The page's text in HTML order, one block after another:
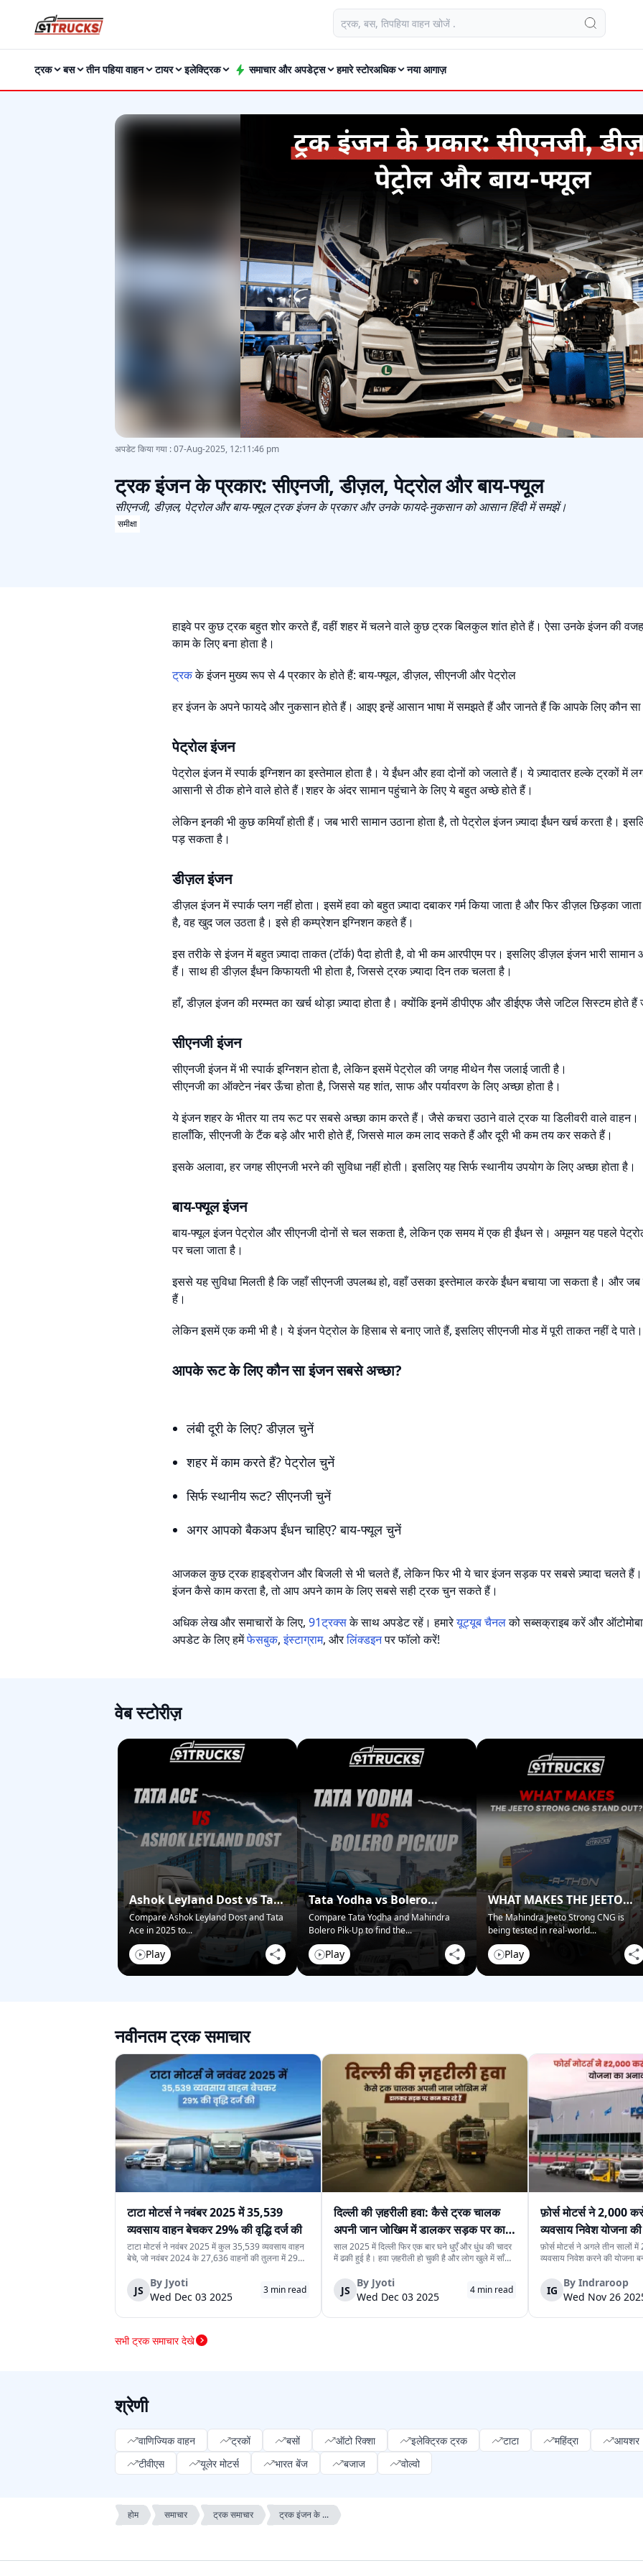
ट्रक बस तीन पहिया वाहन टायर इलेक्ट्रिक समाचार और अपडेट्स हमारे स्टोरअधिक नया आगाज़
अपडेट किया गया :07-Aug-2025, 12:11:46 pm
ट्रक इंजन के प्रकार: सीएनजी, डीज़ल, पेट्रोल और बाय-फ्यूल
सीएनजी, डीज़ल, पेट्रोल और बाय-फ्यूल ट्रक इंजन के प्रकार और उनके फायदे-नुकसान को आसान हिंदी में समझें।
समीक्षा
हाइवे पर कुछ ट्रक बहुत शोर करते हैं, वहीं शहर में चलने वाले कुछ ट्रक बिलकुल शांत होते हैं। ऐसा उनके इंजन की
काम के लिए बना होता है।
ट्रकके इंजन मुख्य रूप से 4 प्रकार के होते हैं: बाय-फ्यूल, डीज़ल, सीएनजी और पेट्रोल
हर इंजन के अपने फायदे और नुकसान होते हैं। आइए इन्हें आसान भाषा में समझते हैं और जानते हैं कि आपके लिए कौन
पेट्रोल इंजन
पेट्रोल इंजन में स्पार्क इग्निशन का इस्तेमाल होता है। ये ईंधन और हवा दोनों को जलाते हैं। ये ज़्यादातर हल्के ट्रकों में
आसानी से ठीक होने वाले होते हैं।शहर के अंदर सामान पहुंचाने के लिए ये बहुत अच्छे होते हैं।
लेकिन इनकी भी कुछ कमियाँ होती हैं। जब भारी सामान उठाना होता है, तो पेट्रोल इंजन ज़्यादा ईंधन खर्च करता है।
पड़ सकता है।
डीज़ल इंजन
डीज़ल इंजन में स्पार्क प्लग नहीं होता। इसमें हवा को बहुत ज़्यादा दबाकर गर्म किया जाता है और फिर डीज़ल छिड़का
है, वह खुद जल उठता है। इसे ही कम्प्रेशन इग्निशन कहते हैं।
इस तरीके से इंजन में बहुत ज़्यादा ताकत (टॉर्क) पैदा होती है, वो भी कम आरपीएम पर। इसलिए डीज़ल इंजन भारी
हैं। साथ ही डीज़ल ईंधन किफायती भी होता है, जिससे ट्रक ज़्यादा दिन तक चलता है।
हाँ, डीज़ल इंजन की मरम्मत का खर्च थोड़ा ज़्यादा होता है। क्योंकि इनमें डीपीएफ और डीईएफ जैसे जटिल सिस्टम होते
सीएनजी इंजन
सीएनजी इंजन में भी स्पार्क इग्निशन होता है, लेकिन इसमें पेट्रोल की जगह मीथेन गैस जलाई जाती है।
सीएनजी का ऑक्टेन नंबर ऊँचा होता है, जिससे यह शांत, साफ और पर्यावरण के लिए अच्छा होता है।
ये इंजन शहर के भीतर या तय रूट पर सबसे अच्छा काम करते हैं। जैसे कचरा उठाने वाले ट्रक या डिलीवरी वाले वाहन।
हालाँकि, सीएनजी के टैंक बड़े और भारी होते हैं, जिससे माल कम लाद सकते हैं और दूरी भी कम तय कर सकते हैं।
इसके अलावा, हर जगह सीएनजी भरने की सुविधा नहीं होती। इसलिए यह सिर्फ स्थानीय उपयोग के लिए अच्छा होता है।
बाय-फ्यूल इंजन
बाय-फ्यूल इंजन पेट्रोल और सीएनजी दोनों से चल सकता है, लेकिन एक समय में एक ही ईंधन से। अमूमन यह पहले पेट्रोल
पर चला जाता है।
इससे यह सुविधा मिलती है कि जहाँ सीएनजी उपलब्ध हो, वहाँ उसका इस्तेमाल करके ईंधन बचाया जा सकता है। और
हैं।
लेकिन इसमें एक कमी भी है। ये इंजन पेट्रोल के हिसाब से बनाए जाते हैं, इसलिए सीएनजी मोड में पूरी ताकत नहीं दे पाते।
आपके रूट के लिए कौन सा इंजन सबसे अच्छा?
लंबी दूरी के लिए? डीज़ल चुनें
शहर में काम करते हैं? पेट्रोल चुनें
सिर्फ स्थानीय रूट? सीएनजी चुनें
अगर आपको बैकअप ईंधन चाहिए? बाय-फ्यूल चुनें
आजकल कुछ ट्रक हाइड्रोजन और बिजली से भी चलते हैं, लेकिन फिर भी ये चार इंजन सड़क पर सबसे ज़्यादा चलते
इंजन कैसे काम करता है, तो आप अपने काम के लिए सबसे सही ट्रक चुन सकते हैं।
अधिक लेख और समाचारों के लिए, 91ट्रक्सके साथ अपडेट रहें। हमारेयूट्यूब चैनलको सब्सक्राइब करें और
अपडेट के लिए हमेंफेसबुक,इंस्टाग्राम, औरलिंक्डइनपर फॉलो करें!
वेब स्टोरीज़
Ashok Leyland Dost vs Tata
Ace – Who Wins in 2025?
Compare Ashok Leyland Dost and Tata
Ace in 2025 to...
Play
Tata Yodha vs Bolero
Pickup: Best for Business?
Compare Tata Yodha and Mahindra
Bolero Pik-Up to find the...
Play
WHAT MAKES THE JEETO
STRONG CNG STAND OUT?
The Mahindra Jeeto Strong CNG is
being tested in real-world...
Play
नवीनतम ट्रक समाचार
टाटा मोटर्स ने नवंबर 2025 में 35,539
व्यवसाय वाहन बेचकर 29% की वृद्धि दर्ज की
टाटा मोटर्स ने नवंबर 2025 में कुल 35,539 व्यवसाय वाहन
बेचे, जो नवंबर 2024 के 27,636 वाहनों की तुलना में 29%
कंपनी की विविध व्यवसाय वाहन श्रृंखला को दर्शाती है। घरेलू
बिक्री 32,753 वाहन रह...
JS
By Jyoti
Wed Dec 03 2025
3 min read
दिल्ली की ज़हरीली हवा: कैसे ट्रक चालक
अपनी जान जोखिम में डालकर सड़क पर काम
कर रहे हैं
साल 2025 में दिल्ली फिर एक बार घने धुएँ और धुंध की चादर
में ढकी हुई है। हवा ज़हरीली हो चुकी है और लोग खुले में साँस
रोज़ाना सड़क पर उतरते हैं। उनका काम रुक नहीं सकता,
क्योंकि दिल्ली की रोज़मर्रा...
JS
By Jyoti
Wed Dec 03 2025
4 min read
फ़ोर्स मोटर्स ने 2,000
व्यवसाय निवेश योजना
फ़ोर्स मोटर्स ने अगले तीन सालों
व्यवसाय निवेश करने की योजना
को मजबूत करना है।कंपनी, जो
मुक्त है, इस धनराशि का इस्तेमा...
IG
By Indraroop
Wed Nov 26
सभी ट्रक समाचार देखे
श्रेणी
वाणिज्यिक वाहन ट्रकों बसों ऑटो रिक्शा इलेक्ट्रिक ट्रक टाटा महिंद्रा आयशर
टीवीएस
यूलेर मोटर्स भारत बेंज बजाज वोल्वो
होम समाचार ट्रक समाचार ट्रक इंजन के ...